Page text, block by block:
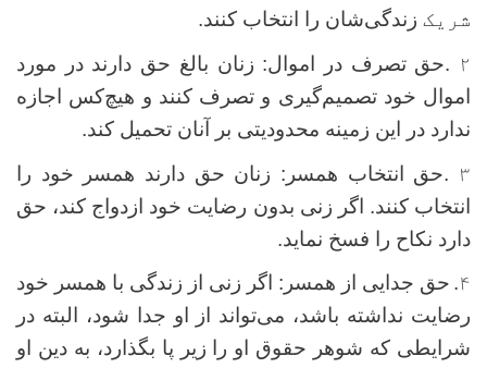
شریک زندگی‌شان را انتخاب کنند.
۲ .حق تصرف در اموال: زنان بالغ حق دارند در مورد
اموال خود تصمیم‌گیری و تصرف کنند و هیچ‌کس اجازه
ندارد در این زمینه محدودیتی بر آنان تحمیل کند.
۳ .حق انتخاب همسر: زنان حق دارند همسر خود را
انتخاب کنند. اگر زنی بدون رضایت خود ازدواج کند، حق
دارد نکاح را فسخ نماید.
۴. حق جدایی از همسر: اگر زنی از زندگی با همسر خود
رضایت نداشته باشد، می‌تواند از او جدا شود، البته در
شرایطی که شوهر حقوق او را زیر پا بگذارد، به دین او